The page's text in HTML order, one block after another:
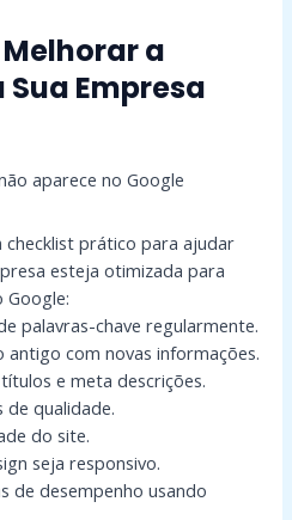
a
Empresa
prático para ajudar
esteja otimizada para
Google:
palavras-chave regularmente.
com novas informações.
e meta descrições.
de qualidade.
do site.
seja responsivo.
de desempenho usando